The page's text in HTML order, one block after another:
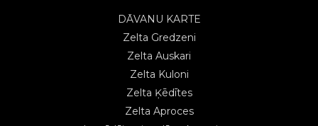
DĀVANU KARTE
Zelta Gredzeni
Zelta Auskari
Zelta Kuloni
Zelta Ķēdītes
Zelta Aproces